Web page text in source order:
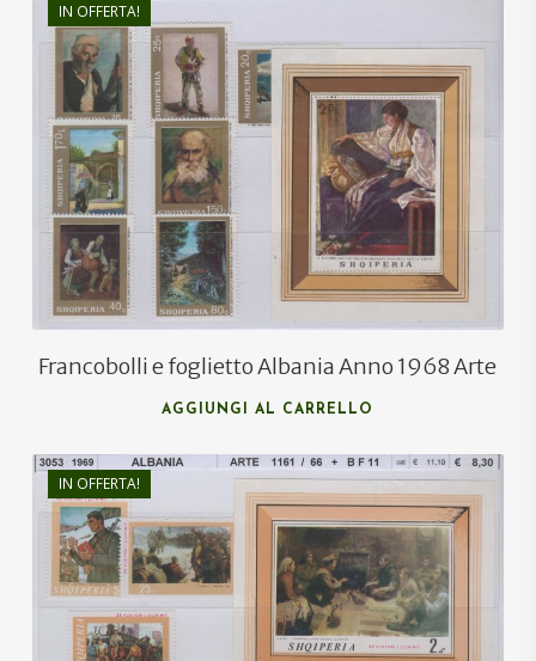
IN OFFERTA!
€10,50
Francobolli e foglietto Albania Anno 1968 Arte
AGGIUNGI AL CARRELLO
IN OFFERTA!
6,00
4,00